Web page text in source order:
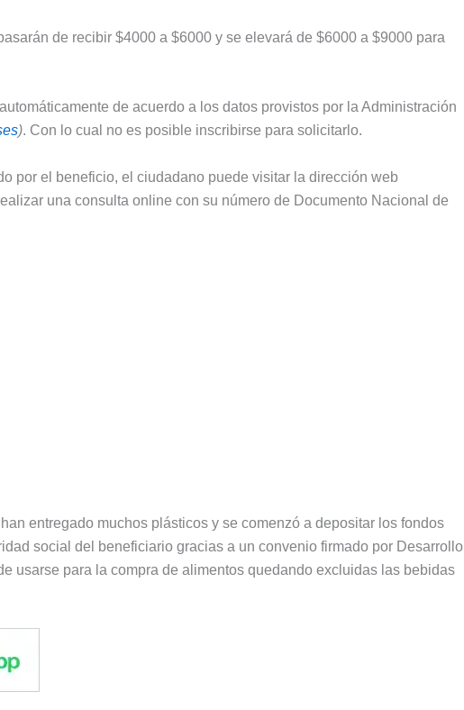
de recibir $4000 a $6000 y se elevará de $6000 a $9000 para
de acuerdo a los datos provistos por la Administración
). Con lo cual no es posible inscribirse para solicitarlo.
por el beneficio, el ciudadano puede visitar la dirección web
una consulta online con su número de Documento Nacional de
entregado muchos plásticos y se comenzó a depositar los fondos
social del beneficiario gracias a un convenio firmado por Desarrollo
usarse para la compra de alimentos quedando excluidas las bebidas